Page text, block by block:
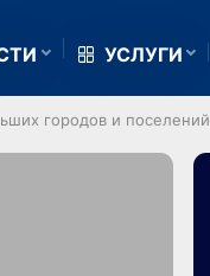
УСЛУГИ
городов и поселений